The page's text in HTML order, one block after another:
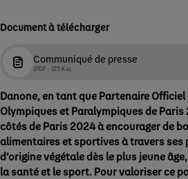
Document à télécharger
Communiqué de presse
(PDF - 125 Ko)
Danone, en tant que Partenaire Officiel
Olympiques et Paralympiques de Paris
côtés de Paris 2024 à encourager de
alimentaires et sportives à travers
d’origine végétale dès le plus jeune
la santé et le sport. Pour valoriser ce